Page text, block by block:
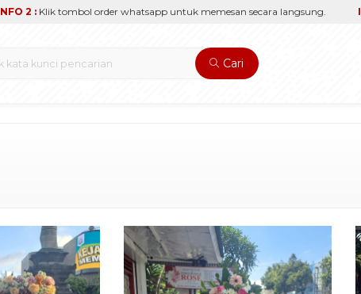
Klik tombol order whatsapp untuk memesan secara langsung. INFO 3 :
Cari